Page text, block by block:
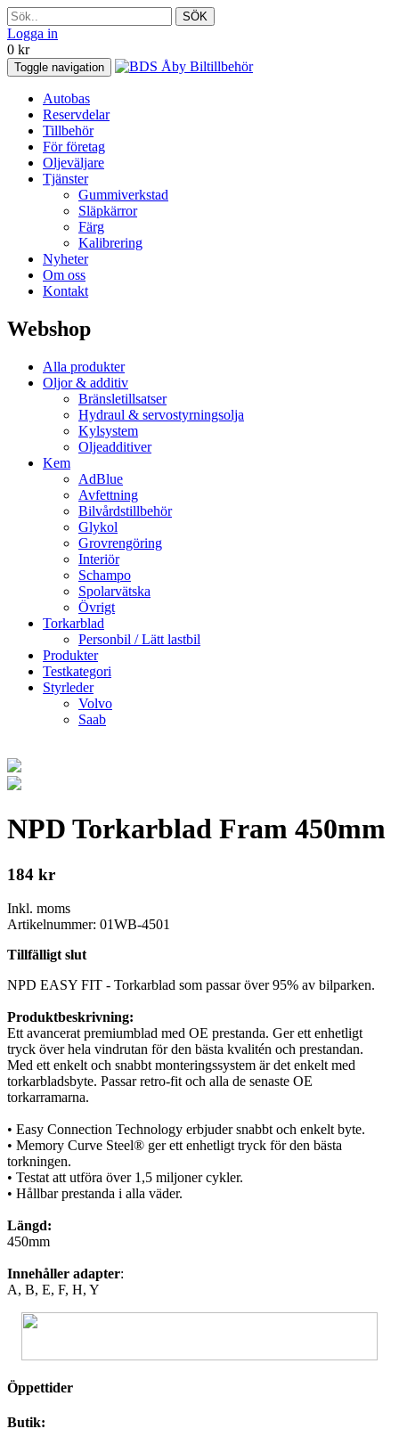
SÖK
Logga in
0 kr
Toggle navigation
Autobas
Reservdelar
Tillbehör
För företag
Oljeväljare
Tjänster
Gummiverkstad
Släpkärror
Färg
Kalibrering
Nyheter
Om oss
Kontakt
Webshop
Alla produkter
Oljor & additiv
Bränsletillsatser
Hydraul & servostyrningsolja
Kylsystem
Oljeadditiver
Kem
AdBlue
Avfettning
Bilvårdstillbehör
Glykol
Grovrengöring
Interiör
Schampo
Spolarvätska
Övrigt
Torkarblad
Personbil / Lätt lastbil
Produkter
Testkategori
Styrleder
Volvo
Saab
NPD Torkarblad Fram 450mm
184 kr
Inkl. moms
Artikelnummer: 01WB-4501
Tillfälligt slut
NPD EASY FIT - Torkarblad som passar över 95% av bilparken.
Produktbeskrivning:
Ett avancerat premiumblad med OE prestanda. Ger ett enhetligt
tryck över hela vindrutan för den bästa kvalitén och prestandan.
Med ett enkelt och snabbt monteringssystem är det enkelt med
torkarbladsbyte. Passar retro-fit och alla de senaste OE
torkarramarna.
• Easy Connection Technology erbjuder snabbt och enkelt byte.
• Memory Curve Steel® ger ett enhetligt tryck för den bästa
torkningen.
• Testat att utföra över 1,5 miljoner cykler.
• Hållbar prestanda i alla väder.
Längd:
450mm
Innehåller adapter:
A, B, E, F, H, Y
Öppettider
Butik: